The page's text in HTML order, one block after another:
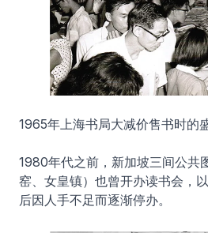
1965年上海书局大减价售书时的
1980年代之前，新加坡三间公共
窑、女皇镇）也曾开办读书会，
后因人手不足而逐渐停办。